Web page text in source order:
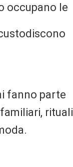
occupano le
fanno parte
rituali